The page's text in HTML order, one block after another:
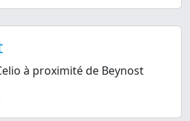
à proximité de Beynost